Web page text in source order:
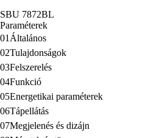
SBU 7872BL
Paraméterek
01 Általános
02Tulajdonságok
03Felszerelés
04Funkció
05Energetikai paraméterek
06Tápellátás
07Megjelenés és dizájn